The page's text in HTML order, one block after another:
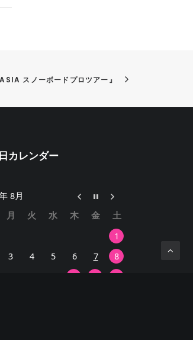
スノーボードプロツアー』
カレンダー
8月
月 火 水 木 金 土
1
3 4 5 6 7
8
13 14
15